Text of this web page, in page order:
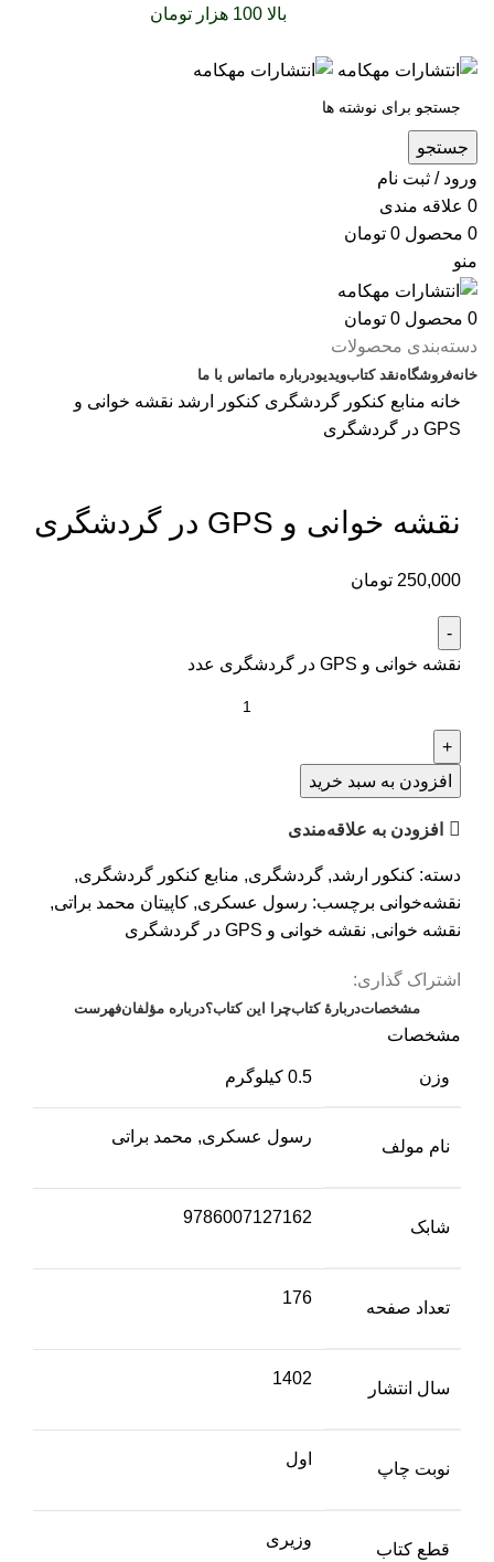
بالا 100 هزار تومان
جستجو
ورود / ثبت نام
0 علاقه مندی
0 محصول 0 تومان
منو
0 محصول 0 تومان
دسته‌بندی محصولات
خانهفروشگاهنقد کتابویدیودرباره‌ ماتماس با ما
خانه منابع کنکور گردشگری کنکور ارشد نقشه‌ خوانی و
GPS در گردشگری
نقشه‌ خوانی و GPS در گردشگری
250,000 تومان
نقشه‌ خوانی و GPS در گردشگری عدد
افزودن به سبد خرید
افزودن به علاقه‌مندی
دسته: کنکور ارشد, گردشگری, منابع کنکور گردشگری,
نقشه‌خوانی برچسب: رسول عسکری, کاپیتان محمد براتی,
نقشه خوانی, نقشه‌ خوانی و GPS در گردشگری
اشتراک گذاری:
مشخصاتدربارهٔ کتابچرا این کتاب؟درباره مؤلفانفهرست
مشخصات
وزن 0.5 کیلوگرم
نام مولف
رسول عسکری, محمد براتی
شابک
9786007127162
تعداد صفحه
176
سال انتشار
1402
نوبت چاپ
اول
قطع کتاب
وزیری